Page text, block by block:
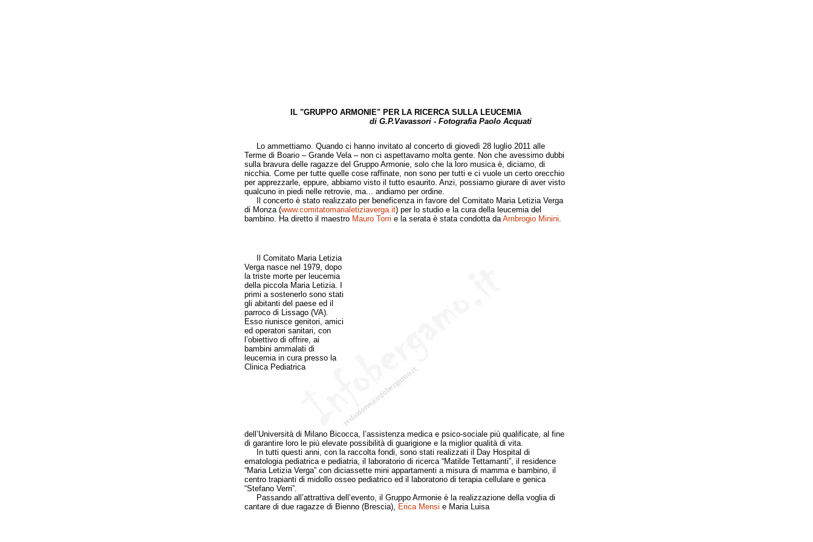
IL "GRUPPO ARMONIE" PER LA RICERCA SULLA LEUCEMIA
di G.P.Vavassori - Fotografia Paolo Acquati
Lo ammettiamo. Quando ci hanno invitato al concerto di giovedì 28 luglio 2011 alle
Terme di Boario – Grande Vela – non ci aspettavamo molta gente. Non che avessimo dubbi
sulla bravura delle ragazze del Gruppo Armonie, solo che la loro musica è, diciamo, di
nicchia. Come per tutte quelle cose raffinate, non sono per tutti e ci vuole un certo orecchio
per apprezzarle, eppure, abbiamo visto il tutto esaurito. Anzi, possiamo giurare di aver visto
qualcuno in piedi nelle retrovie, ma... andiamo per ordine.
Il concerto è stato realizzato per beneficenza in favore del Comitato Maria Letizia Verga
di Monza (www.comitatomarialetiziaverga.it) per lo studio e la cura della leucemia del
bambino. Ha diretto il maestro Mauro Torri e la serata è stata condotta daAmbrogio Minini.
Il Comitato Maria Letizia
Verga nasce nel 1979, dopo
la triste morte per leucemia
della piccola Maria Letizia. I
primi a sostenerlo sono stati
gli abitanti del paese ed il
parroco di Lissago (VA).
Esso riunisce genitori, amici
ed operatori sanitari, con
l’obiettivo di offrire, ai
bambini ammalati di
leucemia in cura presso la
Clinica Pediatrica
dell’Università di Milano Bicocca, l’assistenza medica e psico-sociale più qualificate, al fine
di garantire loro le più elevate possibilità di guarigione e la miglior qualità di vita.
In tutti questi anni, con la raccolta fondi, sono stati realizzati il Day Hospital di
ematologia pediatrica e pediatria, il laboratorio di ricerca “Matilde Tettamanti”, il residence
“Maria Letizia Verga” con diciassette mini appartamenti a misura di mamma e bambino, il
centro trapianti di midollo osseo pediatrico ed il laboratorio di terapia cellulare e genica
“Stefano Verri”.
Passando all’attrattiva dell’evento, il Gruppo Armonie è la realizzazione della voglia di
cantare di due ragazze di Bienno (Brescia), Erica Mensi e Maria Luisa